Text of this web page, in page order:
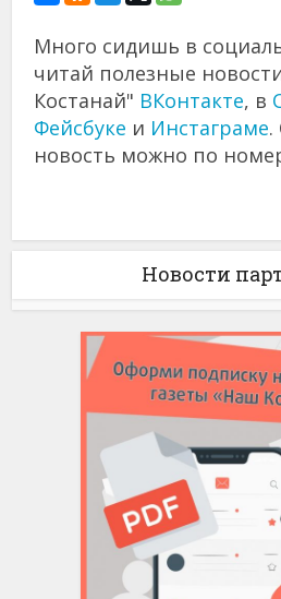
Много сидишь в
читай полезные
Костанай" ВКонтакте, в
Фейсбуке и Инстаграме.
новость можно по
Новости